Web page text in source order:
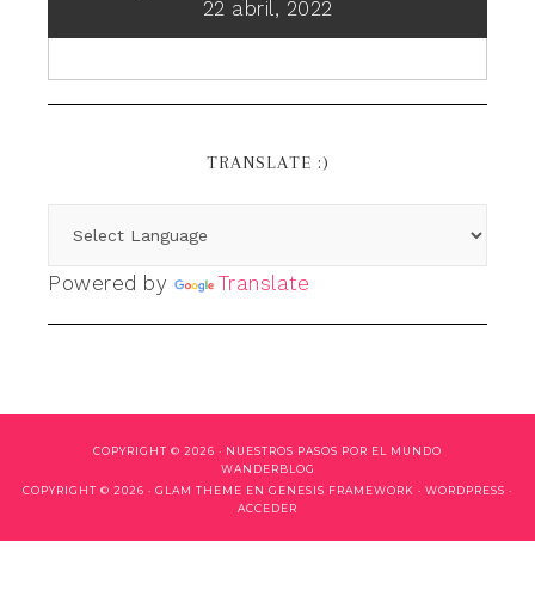
22 abril, 2022
TRANSLATE :)
Powered by Translate
COPYRIGHT © 2026 · NUESTROS PASOS POR EL MUNDO
WANDERBLOG
COPYRIGHT © 2026 · GLAM THEME EN GENESIS FRAMEWORK · WORDPRESS ·
ACCEDER